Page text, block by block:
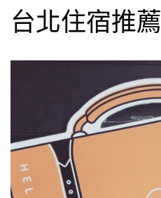
台北住宿推薦